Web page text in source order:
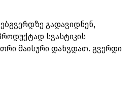
გადავიდნენ,
სვასტიკის
მაისური დახვდათ. გვერდი